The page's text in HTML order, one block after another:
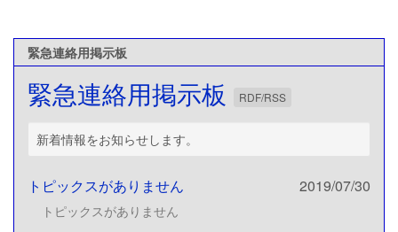
緊急連絡用掲示板
緊急連絡用掲示板 RDF/RSS
新着情報をお知らせします。
トピックスがありません 2019/07/30
トピックスがありません